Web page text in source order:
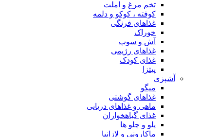
تخم مرغ و املت
کوفته ، کوکو و دلمه
غذاهای فرنگی
خوراک
آش و سوپ
غذاهای رژیمی
غذای کودک
پیتزا
آشپزی
میگو
غذاهای گوشتی
ماهی و غذاهای دریایی
غذای گیاهخواران
پلو و چلو ها
ماکارونی و لازانیا